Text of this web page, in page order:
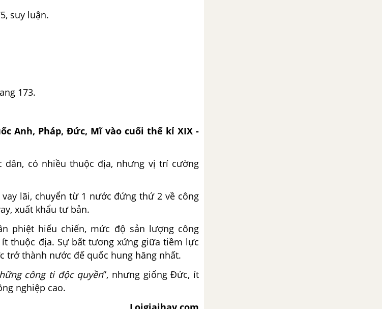
suy luận.
173.
Anh, Pháp, Đức, Mĩ vào cuối thế kỉ XIX -
dân, có nhiều thuộc địa, nhưng vị trí cường
lãi, chuyển từ 1 nước đứng thứ 2 về công
xuất khẩu tư bản.
phiệt hiếu chiến, mức độ sản lượng công
thuộc địa. Sự bất tương xứng giữa tiềm lực
trở thành nước đế quốc hung hăng nhất.
công ti độc quyền”, nhưng giống Đức, ít
nghiệp cao.